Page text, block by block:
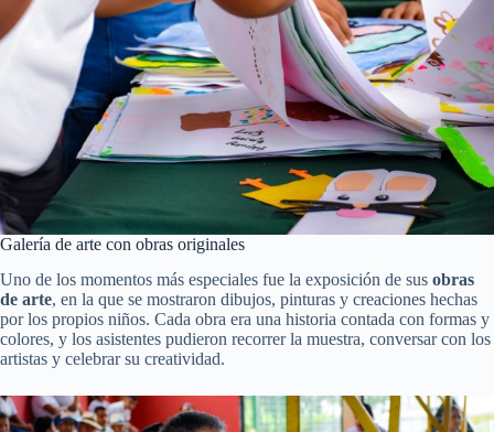
Galería de arte con obras originales
Uno de los momentos más especiales fue la exposición de sus obras
de arte, en la que se mostraron dibujos, pinturas y creaciones hechas
por los propios niños. Cada obra era una historia contada con formas y
colores, y los asistentes pudieron recorrer la muestra, conversar con los
artistas y celebrar su creatividad.